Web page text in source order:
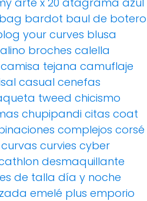
bag bardot baul de botero
your curves blusa
broches calella
camisa tejana camuflaje
casual cenefas
tweed chicismo
chupipandi citas coat
complejos corsé
curvas curvies cyber
desmaquillante
de talla día y noche
emelé plus emporio